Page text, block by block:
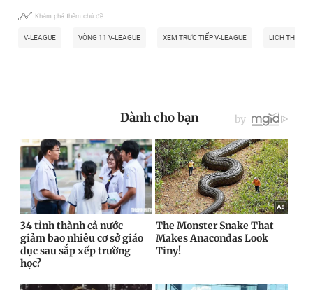
Khám phá thêm chủ đề
V-LEAGUE VÒNG 11 V-LEAGUE XEM TRỰC TIẾP V-LEAGUE LỊCH THI ĐẤU